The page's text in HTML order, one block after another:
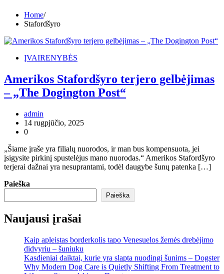
Home
Stafordšyro
ĮVAIRENYBĖS
Amerikos Stafordšyro terjero gelbėjimas
– „The Dogington Post“
admin
14 rugpjūčio, 2025
0
„Šiame įraše yra filialų nuorodos, ir man bus kompensuota, jei
įsigysite pirkinį spustelėjus mano nuorodas.“ Amerikos Stafordšyro
terjerai dažnai yra nesuprantami, todėl daugybe šunų patenka […]
Paieška
Paieška
Naujausi įrašai
Kaip apleistas borderkolis tapo Venesuelos žemės drebėjimo
didvyriu – šuniuku
Kasdieniai daiktai, kurie yra slapta nuodingi šunims – Dogster
Why Modern Dog Care is Quietly Shifting From Treatment to